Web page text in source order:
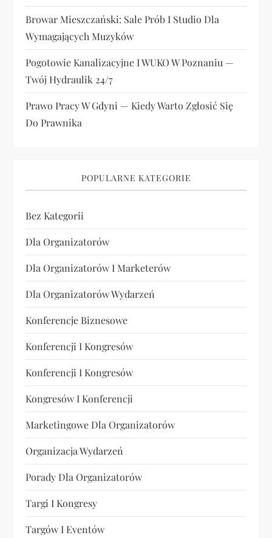
Browar Mieszczański: Sale Prób I Studio Dla
Wymagających Muzyków
Pogotowie Kanalizacyjne I WUKO W Poznaniu —
Twój Hydraulik 24/7
Prawo Pracy W Gdyni — Kiedy Warto Zgłosić Się
Do Prawnika
POPULARNE KATEGORIE
Bez Kategorii
Dla Organizatorów
Dla Organizatorów I Marketerów
Dla Organizatorów Wydarzeń
Konferencje Biznesowe
Konferencji I Kongresów
Konferencji I Kongresów
Kongresów I Konferencji
Marketingowe Dla Organizatorów
Organizacja Wydarzeń
Porady Dla Organizatorów
Targi I Kongresy
Targów I Eventów